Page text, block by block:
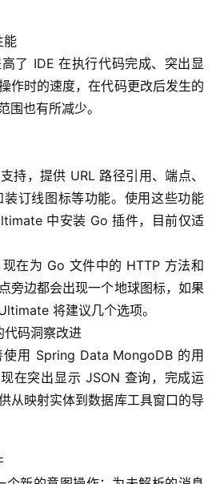
能
了 IDE 在执行代码完成、突出显
作时的速度，在代码更改后发生的
围也有所减少。
持，提供 URL 路径引用、端点、
订线图标等功能。使用这些功能
中安装 Go 插件，目前仅适
在为 Go 文件中的 HTTP 方法和
旁边都会出现一个地球图标，如果
将建议几个选项。
码洞察改进
用 Spring Data MongoDB 的用
在突出显示 JSON 查询，完成运
从映射实体到数据库工具窗口的导